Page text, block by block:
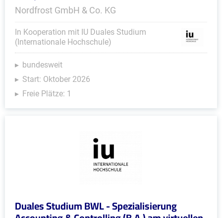
Nordfrost GmbH & Co. KG
In Kooperation mit IU Duales Studium
(Internationale Hochschule)
bundesweit
Start: Oktober 2026
Freie Plätze: 1
Duales Studium BWL - Spezialisierung